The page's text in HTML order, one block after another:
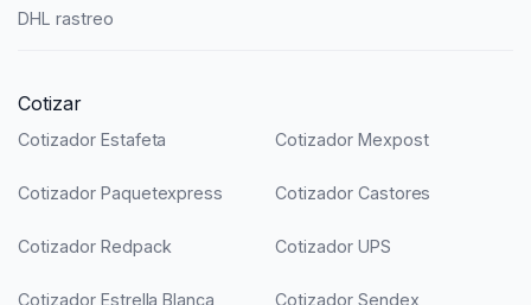
DHL rastreo
Cotizar
Cotizador Estafeta Cotizador Mexpost
Cotizador Paquetexpress Cotizador Castores
Cotizador Redpack Cotizador UPS
Cotizador Estrella Blanca Cotizador Sendex